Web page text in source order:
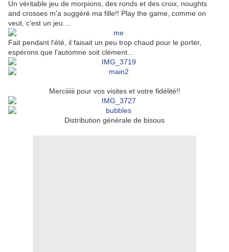
Un véritable jeu de morpions, des ronds et des croix, noughts
and crosses m'a suggéré ma fille!! Play the game, comme on
veut, c'est un jeu....
Fait pendant l'été, il faisait un peu trop chaud pour le porter,
espérons que l'automne soit clément...
Merciiiiii pour vos visites et votre fidélité!!
Distribution générale de bisous